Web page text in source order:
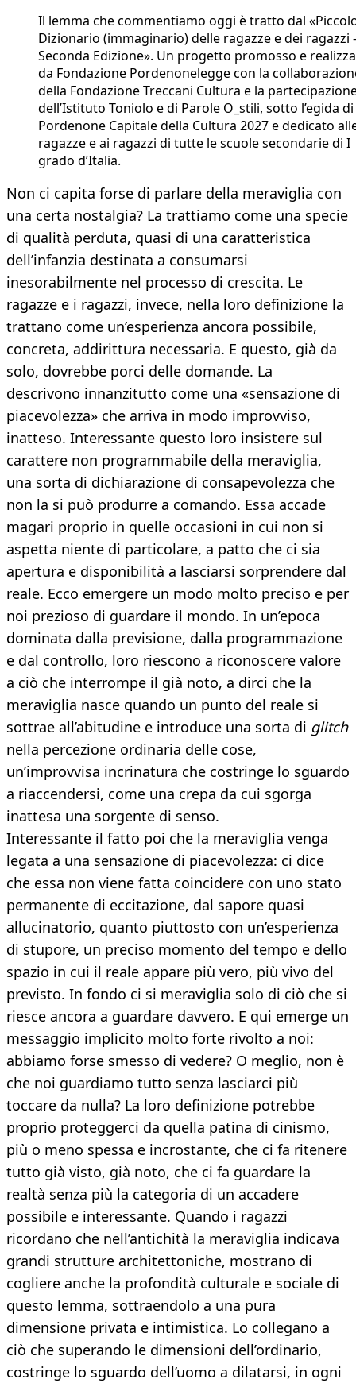
Il lemma che commentiamo oggi è tratto dal
Dizionario (immaginario) delle ragazze e dei ragazzi
Seconda Edizione». Un progetto promosso e
da Fondazione Pordenonelegge con la
della Fondazione Treccani Cultura e la
dell’Istituto Toniolo e di Parole O_stili, sotto l’egida di
Pordenone Capitale della Cultura 2027 e dedicato
ragazze e ai ragazzi di tutte le scuole secondarie di I
grado d’Italia.
Non ci capita forse di parlare della meraviglia con
una certa nostalgia? La trattiamo come una specie
di qualità perduta, quasi di una caratteristica
dell’infanzia destinata a consumarsi
inesorabilmente nel processo di crescita. Le
ragazze e i ragazzi, invece, nella loro definizione la
trattano come un’esperienza ancora possibile,
concreta, addirittura necessaria. E questo, già da
solo, dovrebbe porci delle domande. La
descrivono innanzitutto come una «sensazione di
piacevolezza» che arriva in modo improvviso,
inatteso. Interessante questo loro insistere sul
carattere non programmabile della meraviglia,
una sorta di dichiarazione di consapevolezza che
non la si può produrre a comando. Essa accade
magari proprio in quelle occasioni in cui non si
aspetta niente di particolare, a patto che ci sia
apertura e disponibilità a lasciarsi sorprendere dal
reale. Ecco emergere un modo molto preciso e per
noi prezioso di guardare il mondo. In un’epoca
dominata dalla previsione, dalla programmazione
e dal controllo, loro riescono a riconoscere valore
a ciò che interrompe il già noto, a dirci che la
meraviglia nasce quando un punto del reale si
sottrae all’abitudine e introduce una sorta di glitch
nella percezione ordinaria delle cose,
un’improvvisa incrinatura che costringe lo sguardo
a riaccendersi, come una crepa da cui sgorga
inattesa una sorgente di senso.
Interessante il fatto poi che la meraviglia venga
legata a una sensazione di piacevolezza: ci dice
che essa non viene fatta coincidere con uno stato
permanente di eccitazione, dal sapore quasi
allucinatorio, quanto piuttosto con un’esperienza
di stupore, un preciso momento del tempo e dello
spazio in cui il reale appare più vero, più vivo del
previsto. In fondo ci si meraviglia solo di ciò che si
riesce ancora a guardare davvero. E qui emerge un
messaggio implicito molto forte rivolto a noi:
abbiamo forse smesso di vedere? O meglio, non è
che noi guardiamo tutto senza lasciarci più
toccare da nulla? La loro definizione potrebbe
proprio proteggerci da quella patina di cinismo,
più o meno spessa e incrostante, che ci fa ritenere
tutto già visto, già noto, che ci fa guardare la
realtà senza più la categoria di un accadere
possibile e interessante. Quando i ragazzi
ricordano che nell’antichità la meraviglia indicava
grandi strutture architettoniche, mostrano di
cogliere anche la profondità culturale e sociale di
questo lemma, sottraendolo a una pura
dimensione privata e intimistica. Lo collegano a
ciò che superando le dimensioni dell’ordinario,
costringe lo sguardo dell’uomo a dilatarsi, in ogni